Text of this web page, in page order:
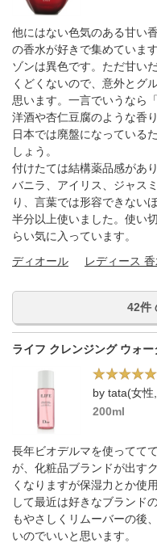
他にはない色気のある甘い
の香水が好きで集めていま
ゾンは異色です。ただ甘い
くどくないので、意外とグ
思います。一言でいうなら
洋酒や杏仁豆腐のような香
日本では廃盤になっている
しょう。
付けたては結構薬品感があ
バニラ、アイリス、ジャス
り、言葉では形容できない
半分以上使いました。使い
らい気に入っています。
ディオール
42件
ライフ クレンジング ウォー
by tata(女性
200ml
長年ビオデルマを使ってて
が、化粧品ブランドが出す
くなりますが保湿力とか使
して最近は好きなブランド
もやさしくリムーバーの後
いのでいいと思います。